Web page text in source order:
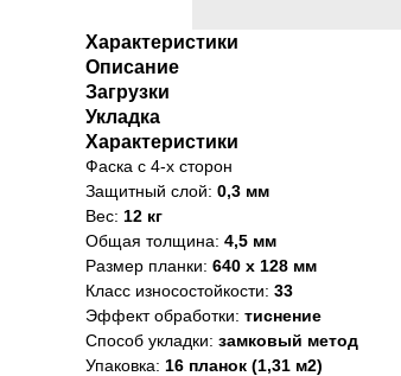
Характеристики
Описание
Загрузки
Укладка
Характеристики
Фаска с 4-х сторон
Защитный слой: 0,3 мм
Вес: 12 кг
Общая толщина: 4,5 мм
Размер планки: 640 x 128 мм
Класс износостойкости: 33
Эффект обработки: тиснение
Способ укладки: замковый метод
Упаковка: 16 планок (1,31 м2)